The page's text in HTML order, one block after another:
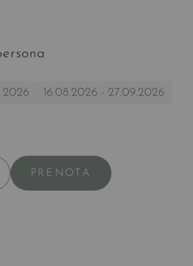
16.08.2026 - 27.09.2026
PRENOTA